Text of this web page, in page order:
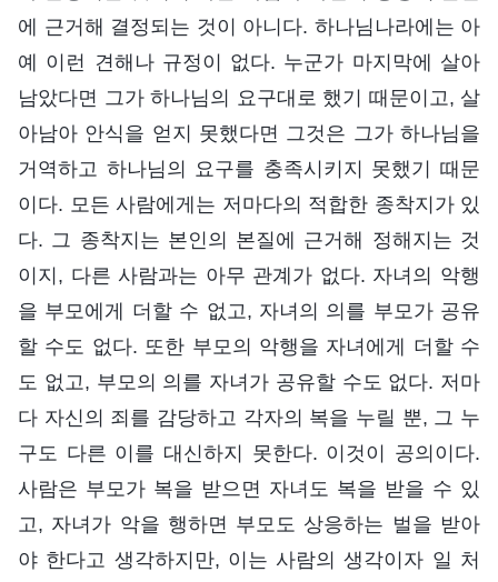
에 근거해 결정되는 것이 아니다. 하나님나라에는 아
예 이런 견해나 규정이 없다. 누군가 마지막에 살아
남았다면 그가 하나님의 요구대로 했기 때문이고, 살
아남아 안식을 얻지 못했다면 그것은 그가 하나님을
거역하고 하나님의 요구를 충족시키지 못했기 때문
이다. 모든 사람에게는 저마다의 적합한 종착지가 있
다. 그 종착지는 본인의 본질에 근거해 정해지는 것
이지, 다른 사람과는 아무 관계가 없다. 자녀의 악행
을 부모에게 더할 수 없고, 자녀의 의를 부모가 공유
할 수도 없다. 또한 부모의 악행을 자녀에게 더할 수
도 없고, 부모의 의를 자녀가 공유할 수도 없다. 저마
다 자신의 죄를 감당하고 각자의 복을 누릴 뿐, 그 누
구도 다른 이를 대신하지 못한다. 이것이 공의이다.
사람은 부모가 복을 받으면 자녀도 복을 받을 수 있
고, 자녀가 악을 행하면 부모도 상응하는 벌을 받아
야 한다고 생각하지만, 이는 사람의 생각이자 일 처